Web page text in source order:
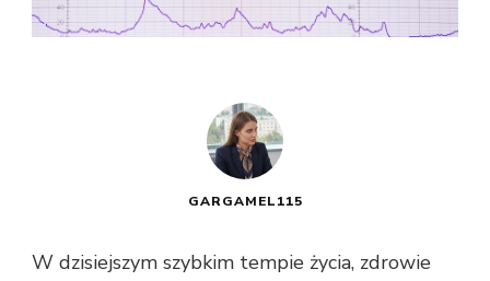
GARGAMEL115
W dzisiejszym szybkim tempie życia, zdrowie